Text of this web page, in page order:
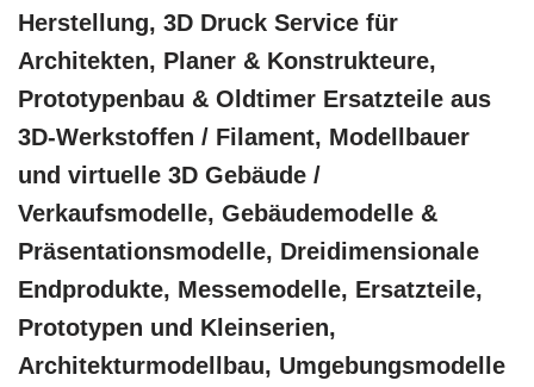
Herstellung, 3D Druck Service für
Architekten, Planer & Konstrukteure,
Prototypenbau & Oldtimer Ersatzteile aus
3D-Werkstoffen / Filament, Modellbauer
und virtuelle 3D Gebäude /
Verkaufsmodelle, Gebäudemodelle &
Präsentationsmodelle, Dreidimensionale
Endprodukte, Messemodelle, Ersatzteile,
Prototypen und Kleinserien,
Architekturmodellbau, Umgebungsmodelle